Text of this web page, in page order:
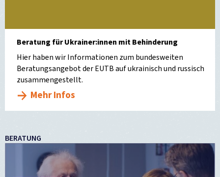
Beratung für Ukrainer:innen mit Behinderung
Hier haben wir Informationen zum bundesweiten
Beratungsangebot der EUTB auf ukrainisch und russisch
zusammengestellt.
Mehr Infos
BERATUNG